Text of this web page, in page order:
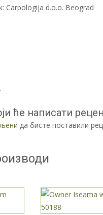
Carpologija d.o.o. Beograd
ће написати
да бисте поставили